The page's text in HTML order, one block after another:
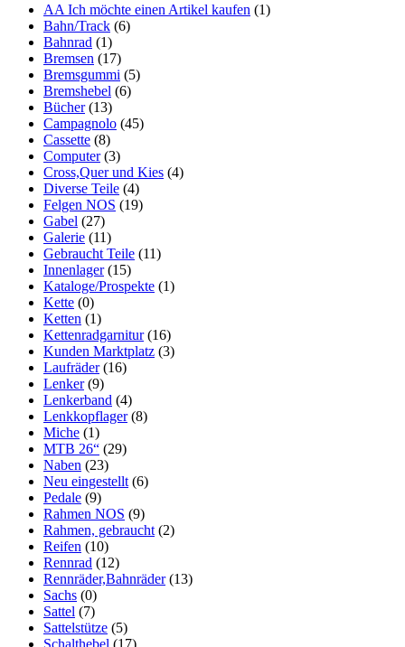
AA Ich möchte einen Artikel kaufen (1)
Bahn/Track (6)
Bahnrad (1)
Bremsen (17)
Bremsgummi (5)
Bremshebel (6)
Bücher (13)
Campagnolo (45)
Cassette (8)
Computer (3)
Cross,Quer und Kies (4)
Diverse Teile (4)
Felgen NOS (19)
Gabel (27)
Galerie (11)
Gebraucht Teile (11)
Innenlager (15)
Kataloge/Prospekte (1)
Kette (0)
Ketten (1)
Kettenradgarnitur (16)
Kunden Marktplatz (3)
Laufräder (16)
Lenker (9)
Lenkerband (4)
Lenkkopflager (8)
Miche (1)
MTB 26“ (29)
Naben (23)
Neu eingestellt (6)
Pedale (9)
Rahmen NOS (9)
Rahmen, gebraucht (2)
Reifen (10)
Rennrad (12)
Rennräder,Bahnräder (13)
Sachs (0)
Sattel (7)
Sattelstütze (5)
Schalthebel (17)